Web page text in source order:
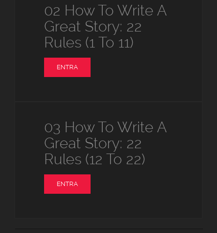
02 How To Write A
Great Story: 22
Rules (1 To 11)
ENTRA
03 How To Write A
Great Story: 22
Rules (12 To 22)
ENTRA